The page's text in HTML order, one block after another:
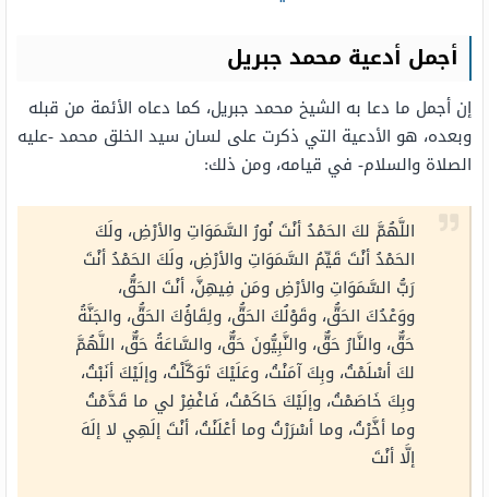
أجمل أدعية محمد جبريل
إن أجمل ما دعا به الشيخ محمد جبريل، كما دعاه الأئمة من قبله
وبعده، هو الأدعية التي ذكرت على لسان سيد الخلق محمد -عليه
الصلاة والسلام- في قيامه، ومن ذلك:
اللَّهُمَّ لكَ الحَمْدُ أنْتَ نُورُ السَّمَوَاتِ والأرْضِ، ولَكَ
الحَمْدُ أنْتَ قَيِّمُ السَّمَوَاتِ والأرْضِ، ولَكَ الحَمْدُ أنْتَ
رَبُّ السَّمَوَاتِ والأرْضِ ومَن فِيهِنَّ، أنْتَ الحَقُّ،
ووَعْدُكَ الحَقُّ، وقَوْلُكَ الحَقُّ، ولِقَاؤُكَ الحَقُّ، والجَنَّةُ
حَقٌّ، والنَّارُ حَقٌّ، والنَّبِيُّونَ حَقٌّ، والسَّاعَةُ حَقٌّ، اللَّهُمَّ
لكَ أسْلَمْتُ، وبِكَ آمَنْتُ، وعَلَيْكَ تَوَكَّلْتُ، وإلَيْكَ أنَبْتُ،
وبِكَ خَاصَمْتُ، وإلَيْكَ حَاكَمْتُ، فَاغْفِرْ لي ما قَدَّمْتُ
وما أخَّرْتُ، وما أسْرَرْتُ وما أعْلَنْتُ، أنْتَ إلَهِي لا إلَهَ
إلَّا أنْتَ